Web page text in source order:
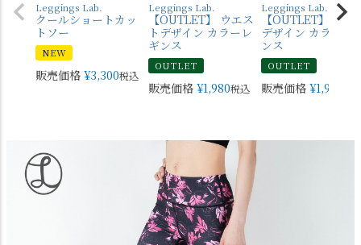
Leggings Lab.
クールショートカッ
トソー
NEW
販売価格 ¥3,300税込
Leggings Lab.
【OUTLET】 ウエス
トデザイン カラーレ
ギンス
OUTLET
販売価格 ¥1,980税込
Leggings Lab.
【OUTLET】 バッ
デザイン カラーレ
ンス
OUTLET
販売価格 ¥1,980